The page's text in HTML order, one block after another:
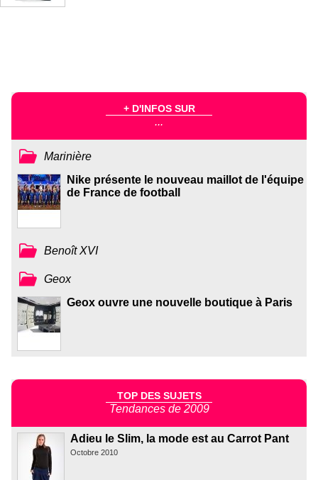
+ D'INFOS SUR
...
Marinière
Nike présente le nouveau maillot de l'équipe
de France de football
Benoît XVI
Geox
Geox ouvre une nouvelle boutique à Paris
TOP DES SUJETS
Tendances de 2009
Adieu le Slim, la mode est au Carrot Pant
Octobre 2010